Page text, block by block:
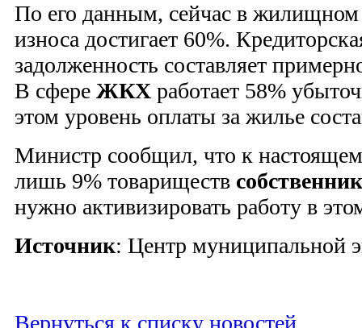
По его данным, сейчас в
износа достигает 60%.
задолженность составляет
В сфере ЖКХ работает 58%
этом уровень оплаты за жилье
Министр сообщил, что к
лишь 9% товариществ
нужно активизировать работу в
Источник: Центр муниципальной